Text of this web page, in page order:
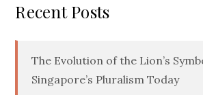
Recent Posts
The Evolution of the Lion’s
Singapore’s Pluralism Today